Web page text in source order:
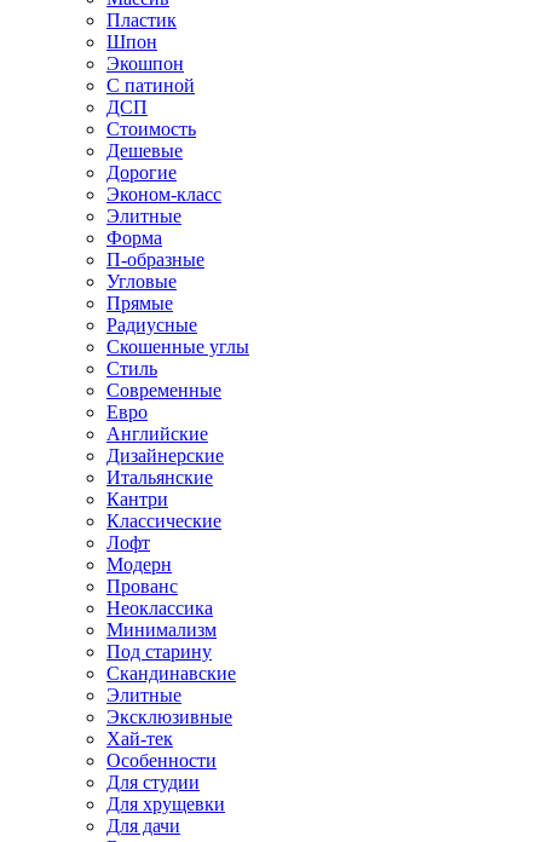
Пластик
Шпон
Экошпон
С патиной
ДСП
Стоимость
Дешевые
Дорогие
Эконом-класс
Элитные
Форма
П-образные
Угловые
Прямые
Радиусные
Скошенные углы
Стиль
Современные
Евро
Английские
Дизайнерские
Итальянские
Кантри
Классические
Лофт
Модерн
Прованс
Неоклассика
Минимализм
Под старину
Скандинавские
Элитные
Эксклюзивные
Хай-тек
Особенности
Для студии
Для хрущевки
Для дачи